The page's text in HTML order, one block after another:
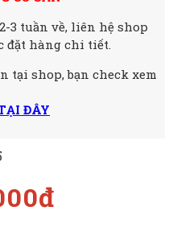
3 tuần về, liên hệ shop
đặt hàng chi tiết.
tại shop, bạn check xem
ĐÂY